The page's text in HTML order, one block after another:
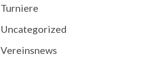
Turniere
Uncategorized
Vereinsnews